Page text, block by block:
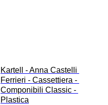
Kartell - Anna Castelli
Ferrieri - Cassettiera -
Componibili Classic -
Plastica